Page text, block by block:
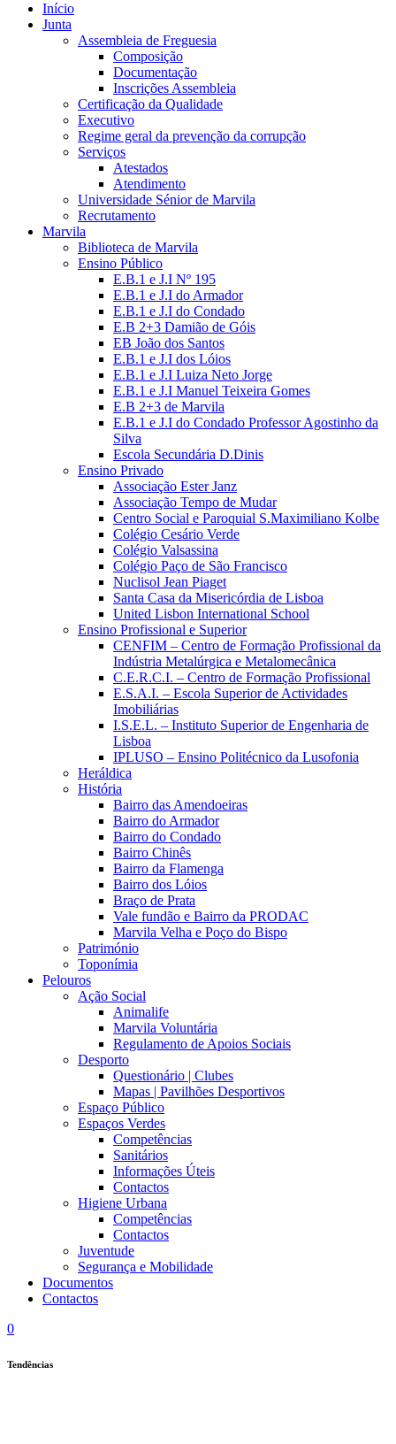
Início
Junta
Assembleia de Freguesia
Composição
Documentação
Inscrições Assembleia
Certificação da Qualidade
Executivo
Regime geral da prevenção da corrupção
Serviços
Atestados
Atendimento
Universidade Sénior de Marvila
Recrutamento
Marvila
Biblioteca de Marvila
Ensino Público
E.B.1 e J.I Nº 195
E.B.1 e J.I do Armador
E.B.1 e J.I do Condado
E.B 2+3 Damião de Góis
EB João dos Santos
E.B.1 e J.I dos Lóios
E.B.1 e J.I Luiza Neto Jorge
E.B.1 e J.I Manuel Teixeira Gomes
E.B 2+3 de Marvila
E.B.1 e J.I do Condado Professor Agostinho da
Silva
Escola Secundária D.Dinis
Ensino Privado
Associação Ester Janz
Associação Tempo de Mudar
Centro Social e Paroquial S.Maximiliano Kolbe
Colégio Cesário Verde
Colégio Valsassina
Colégio Paço de São Francisco
Nuclisol Jean Piaget
Santa Casa da Misericórdia de Lisboa
United Lisbon International School
Ensino Profissional e Superior
CENFIM – Centro de Formação Profissional da
Indústria Metalúrgica e Metalomecânica
C.E.R.C.I. – Centro de Formação Profissional
E.S.A.I. – Escola Superior de Actividades
Imobiliárias
I.S.E.L. – Instituto Superior de Engenharia de
Lisboa
IPLUSO – Ensino Politécnico da Lusofonia
Heráldica
História
Bairro das Amendoeiras
Bairro do Armador
Bairro do Condado
Bairro Chinês
Bairro da Flamenga
Bairro dos Lóios
Braço de Prata
Vale fundão e Bairro da PRODAC
Marvila Velha e Poço do Bispo
Património
Toponímia
Pelouros
Ação Social
Animalife
Marvila Voluntária
Regulamento de Apoios Sociais
Desporto
Questionário | Clubes
Mapas | Pavilhões Desportivos
Espaço Público
Espaços Verdes
Competências
Sanitários
Informações Úteis
Contactos
Higiene Urbana
Competências
Contactos
Juventude
Segurança e Mobilidade
Documentos
Contactos
0
Tendências